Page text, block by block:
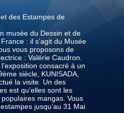
des Estampes de
musée du Dessin et de
: il s’agit du Musée
vous proposons de
: Valérie Caudron.
l’exposition consacré à un
siècle, KUNISADA,
la visite. Un des
est qu’elles sont les
mangas. Vous
jusqu’au 31 Mai